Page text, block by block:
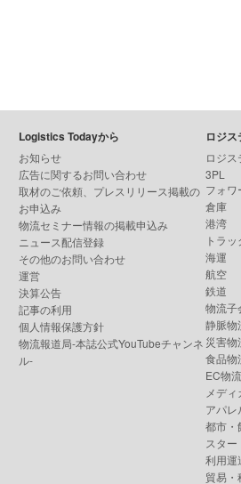
Logistics Todayから
お知らせ
広告に関するお問い合わせ
取材のご依頼、プレスリリース掲載の
お申込み
物流セミナー情報の掲載申込み
ニュース配信登録
その他のお問い合わせ
運営
決算公告
記事の利用
個人情報保護方針
物流報道局-本誌公式YouTubeチャンネ
ル-
ロジ
ロジ
3PL
フォワ
倉庫
港湾
トラ
海運
航空
鉄道
物流子
静脈物
災害物
食品物
EC物流
メデ
アパレ
都市・
スタ
利用運
貿易・